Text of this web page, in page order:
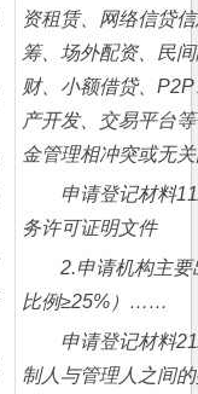
资租赁、网络信贷
筹、场外配资、民
财、小额借贷、
产开发、交易平台
金管理相冲突或无
申请登记材料
务许可证明文件
2.申请机构主
比例≥25%）……
申请登记材料
制人与管理人之间